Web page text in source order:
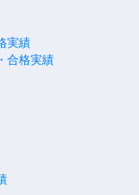
実績
合格実績